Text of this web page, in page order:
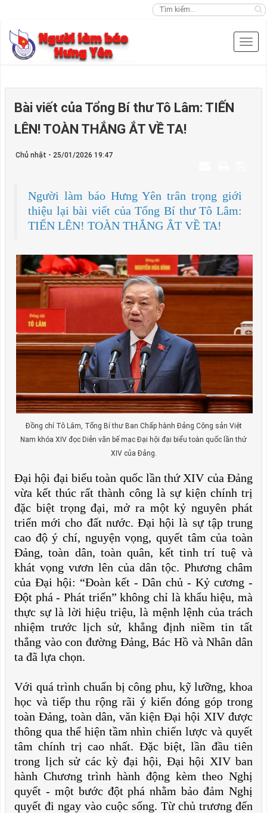
Bài viết của Tổng Bí thư Tô Lâm: TIẾN
LÊN! TOÀN THẮNG ẮT VỀ TA!
Chủ nhật - 25/01/2026 19:47
Người làm báo Hưng Yên trân trọng giới
thiệu lại bài viết của Tổng Bí thư Tô Lâm:
TIẾN LÊN! TOÀN THẮNG ẮT VỀ TA!
Đồng chí Tô Lâm, Tổng Bí thư Ban Chấp hành Đảng Cộng sản Việt
Nam khóa XIV đọc Diễn văn bế mạc Đại hội đại biểu toàn quốc lần thứ
XIV của Đảng.
Đại hội đại biểu toàn quốc lần thứ XIV của Đảng
vừa kết thúc rất thành công là sự kiện chính trị
đặc biệt trọng đại, mở ra một kỷ nguyên phát
triển mới cho đất nước. Đại hội là sự tập trung
cao độ ý chí, nguyện vọng, quyết tâm của toàn
Đảng, toàn dân, toàn quân, kết tinh trí tuệ và
khát vọng vươn lên của dân tộc. Phương châm
của Đại hội: “Đoàn kết - Dân chủ - Kỷ cương -
Đột phá - Phát triển” không chỉ là khẩu hiệu, mà
thực sự là lời hiệu triệu, là mệnh lệnh của trách
nhiệm trước lịch sử, khẳng định niềm tin tất
thắng vào con đường Đảng, Bác Hồ và Nhân dân
ta đã lựa chọn.
Với quá trình chuẩn bị công phu, kỹ lưỡng, khoa
học và tiếp thu rộng rãi ý kiến đóng góp trong
toàn Đảng, toàn dân, văn kiện Đại hội XIV được
thông qua thể hiện tầm nhìn chiến lược và quyết
tâm chính trị cao nhất. Đặc biệt, lần đầu tiên
trong lịch sử các kỳ đại hội, Đại hội XIV ban
hành Chương trình hành động kèm theo Nghị
quyết - một bước đột phá nhằm bảo đảm Nghị
quyết đi ngay vào cuộc sống. Từ chủ trương đến